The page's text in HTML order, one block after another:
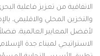
الاتفاقية من تعزيز فاعلية
والتخزين المحلي والاقليمي،
لأفضل المعايير العالمية،
الاستراتيجي لميناء جدة